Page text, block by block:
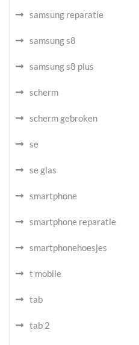
samsung reparatie
samsung s8
samsung s8 plus
scherm
scherm gebroken
se
se glas
smartphone
smartphone reparatie
smartphonehoesjes
t mobile
tab
tab 2